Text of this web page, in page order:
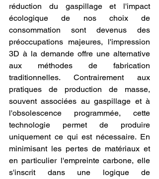
réduction du gaspillage et l'impact
écologique de nos choix de
consommation sont devenus des
préoccupations majeures, l'impression
3D à la demande offre une alternative
aux méthodes de fabrication
traditionnelles. Contrairement aux
pratiques de production de masse,
souvent associées au gaspillage et à
l'obsolescence programmée, cette
technologie permet de produire
uniquement ce qui est nécessaire. En
minimisant les pertes de matériaux et
en particulier l'empreinte carbone, elle
s'inscrit dans une logique de